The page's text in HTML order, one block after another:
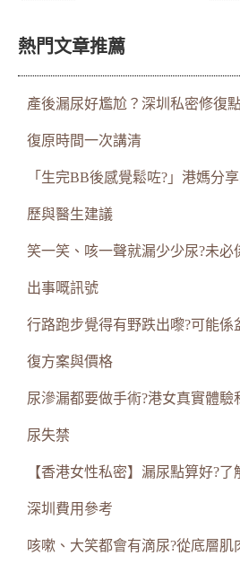
熱門文章推薦
產後漏尿好尷尬？深圳私密修復
復原時間一次講清
「生完BB後感覺鬆咗?」港媽分
歷與醫生建議
笑一笑、咳一聲就漏少少尿?未
出事嘅訊號
行路跑步覺得有野跌出嚟?可能係
復方案與價格
尿滲漏都要做手術?港女真實體驗
尿失禁
【香港女性私密】漏尿點算好?
深圳費用參考
咳嗽、大笑都會有滴尿?從底層肌